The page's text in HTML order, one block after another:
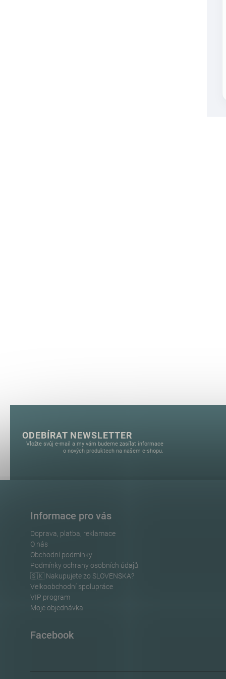
ODEBÍRAT NEWSLETTER
Vložte svůj e-mail a my vám budeme zasílat informace
o nových produktech na našem e-shopu.
Informace pro vás
Doprava, platba, reklamace
O nás
Obchodní podmínky
Podmínky ochrany osobních údajů
🇸🇰 Nakupujete zo SLOVENSKA?
Velkoobchodní spolupráce
VIP program
Moje objednávka
Facebook